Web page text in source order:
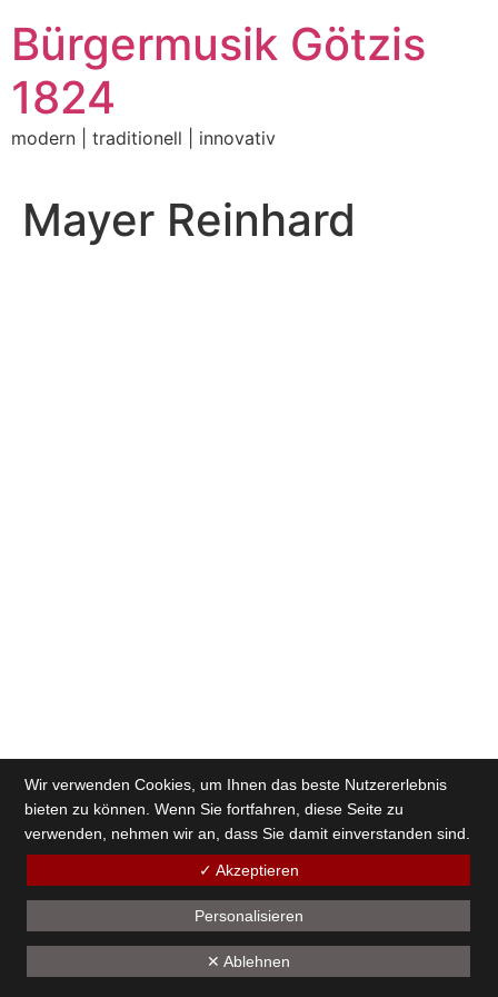
Inhalt
springen
Bürgermusik Götzis
1824
modern | traditionell | innovativ
Mayer Reinhard
Wir verwenden Cookies, um Ihnen das beste Nutzererlebnis
bieten zu können. Wenn Sie fortfahren, diese Seite zu
verwenden, nehmen wir an, dass Sie damit einverstanden sind.
✓ Akzeptieren
Personalisieren
✕ Ablehnen